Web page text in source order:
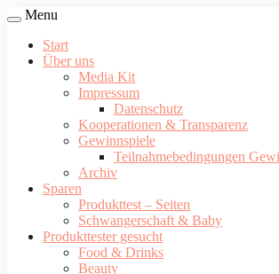
Menu
Start
Über uns
Media Kit
Impressum
Datenschutz
Kooperationen & Transparenz
Gewinnspiele
Teilnahmebedingungen
Archiv
Sparen
Produkttest – Seiten
Schwangerschaft & Baby
Produkttester gesucht
Food & Drinks
Beauty